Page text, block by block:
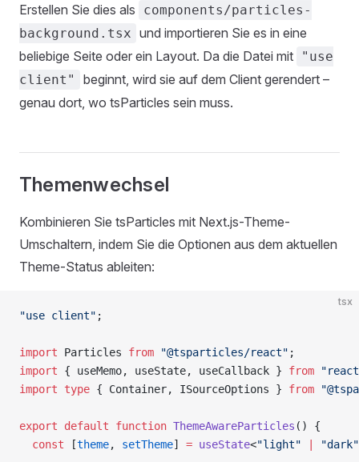
Erstellen Sie dies als
components/particles-
background.tsx und importieren Sie es in eine
beliebige Seite oder ein Layout. Da die Datei mit
"use
client"
beginnt, wird sie auf dem Client gerendert –
genau dort, wo tsParticles sein muss.
Themenwechsel
Kombinieren Sie tsParticles mit Next.js-Theme-
Umschaltern, indem Sie die Optionen aus dem aktuellen
Theme-Status ableiten:
tsx
"use client" ;
import Particles from "@tsparticles/react" ;
import { useMemo, useState, useCallback } from
import type { Container, ISourceOptions } from
export default function ThemeAwareParticles () {
  const
[theme, setTheme] = useState<"light" "dark"